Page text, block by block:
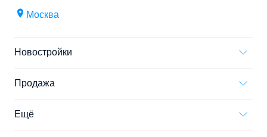
Москва
Новостройки
Продажа
Ещё